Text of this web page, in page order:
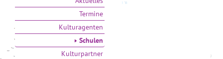
Termine
Kulturagenten
Schulen
Kulturpartner